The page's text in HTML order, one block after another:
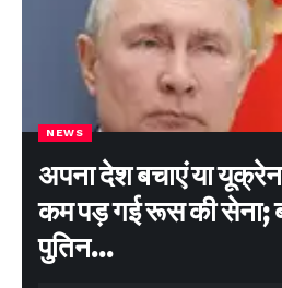
NEWS
अपना देश बचाएं या
कम पड़ गई रूस की
पुतिन…